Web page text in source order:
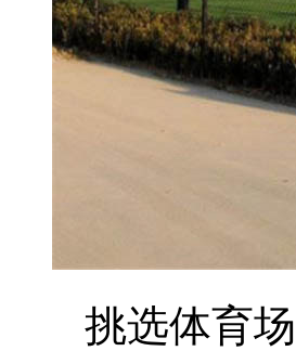
挑选体育场